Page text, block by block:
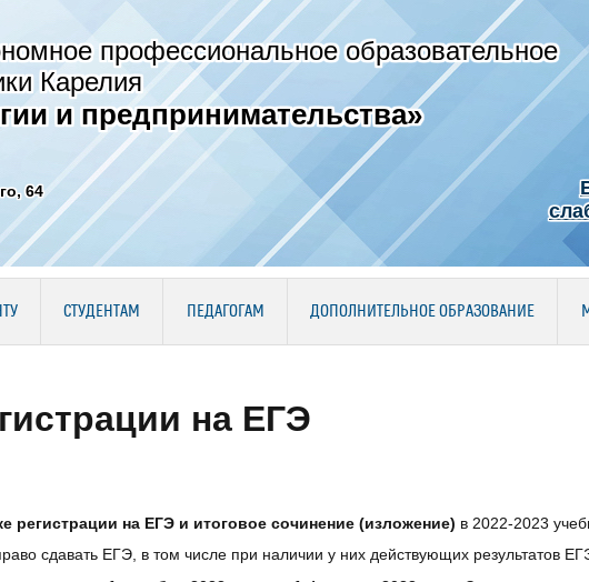
профессиональное образовательное
Карелия
и предпринимательства»
64
СТУДЕНТАМ ПЕДАГОГАМ ДОПОЛНИТЕЛЬНОЕ ОБРАЗОВАНИЕ
на ЕГЭ
регистрации на ЕГЭ и итоговое сочинение (изложение) в 2022-2023
сдавать ЕГЭ, в том числе при наличии у них действующих результатов